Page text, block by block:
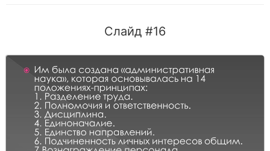
Слайд #16